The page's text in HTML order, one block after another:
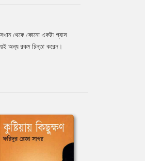
থেকে কোনো একটা গ্যাস
অন্য রকম চিন্তা করেন।